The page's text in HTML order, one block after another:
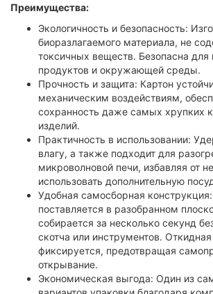
Преимущества:
Экологичность и безопасность:
биоразлагаемого материала, не
токсичных веществ. Безопасна
продуктов и окружающей среды.
Прочность и защита: Картон
механическим воздействиям,
сохранность даже самых хрупких
изделий.
Практичность в использовании:
влагу, а также подходит для
микроволновой печи, избавляя от
использовать дополнительную
Удобная самосборная
поставляется в разобранном
собирается за несколько секунд
скотча или инструментов.
фиксируется, предотвращая
открывание.
Экономическая выгода: Один из